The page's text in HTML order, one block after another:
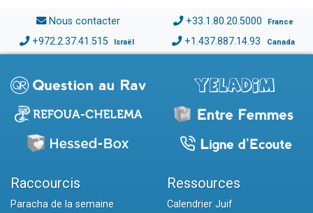
Nous contacter +33.1.80.20.5000 France
+972.2.37.41.515 Israël +1.437.887.14.93 Canada
Raccourcis
Paracha de la semaine
Ressources
Calendrier Juif